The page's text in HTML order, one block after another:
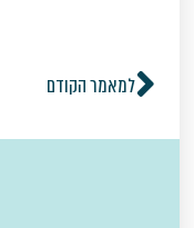
למאמר הקודם